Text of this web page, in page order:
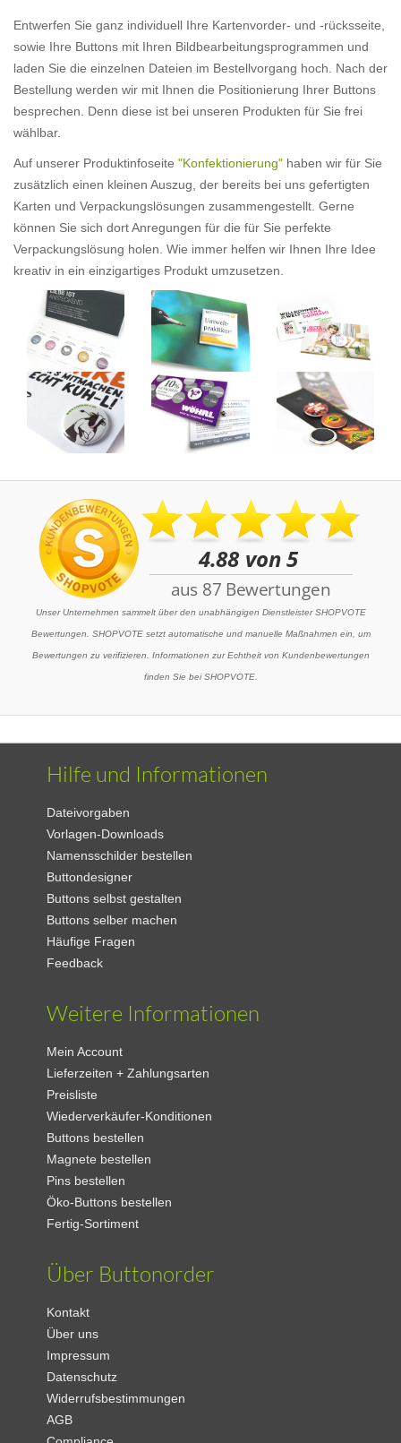
Entwerfen Sie ganz individuell Ihre Kartenvorder- und -rücksseite,
sowie Ihre Buttons mit Ihren Bildbearbeitungsprogrammen und
laden Sie die einzelnen Dateien im Bestellvorgang hoch. Nach der
Bestellung werden wir mit Ihnen die Positionierung Ihrer Buttons
besprechen. Denn diese ist bei unseren Produkten für Sie frei
wählbar.
Auf unserer Produktinfoseite "Konfektionierung" haben wir für Sie
zusätzlich einen kleinen Auszug, der bereits bei uns gefertigten
Karten und Verpackungslösungen zusammengestellt. Gerne
können Sie sich dort Anregungen für die für Sie perfekte
Verpackungslösung holen. Wie immer helfen wir Ihnen Ihre Idee
kreativ in ein einzigartiges Produkt umzusetzen.
Unser Unternehmen sammelt über den unabhängigen Dienstleister SHOPVOTE
Bewertungen. SHOPVOTE setzt automatische und manuelle Maßnahmen ein, um
Bewertungen zu verifizieren. Informationen zur Echtheit von Kundenbewertungen
finden Sie bei SHOPVOTE.
Hilfe und Informationen
Dateivorgaben
Vorlagen-Downloads
Namensschilder bestellen
Buttondesigner
Buttons selbst gestalten
Buttons selber machen
Häufige Fragen
Feedback
Weitere Informationen
Mein Account
Lieferzeiten + Zahlungsarten
Preisliste
Wiederverkäufer-Konditionen
Buttons bestellen
Magnete bestellen
Pins bestellen
Öko-Buttons bestellen
Fertig-Sortiment
Über Buttonorder
Kontakt
Über uns
Impressum
Datenschutz
Widerrufsbestimmungen
AGB